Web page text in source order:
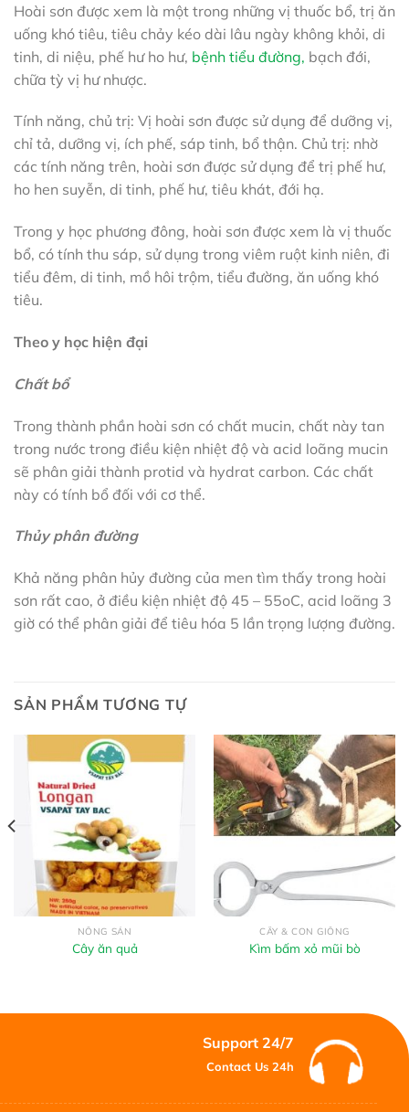
Hoài sơn được xem là một trong những vị thuốc bổ, trị ăn
uống khó tiêu, tiêu chảy kéo dài lâu ngày không khỏi, di
tinh, di niệu, phế hư ho hư, bệnh tiểu đường, bạch đới,
chữa tỳ vị hư nhược.
Tính năng, chủ trị: Vị hoài sơn được sử dụng để dưỡng vị,
chỉ tả, dưỡng vị, ích phế, sáp tinh, bổ thận. Chủ trị: nhờ
các tính năng trên, hoài sơn được sử dụng để trị phế hư,
ho hen suyễn, di tinh, phế hư, tiêu khát, đới hạ.
Trong y học phương đông, hoài sơn được xem là vị thuốc
bổ, có tính thu sáp, sử dụng trong viêm ruột kinh niên, đi
tiểu đêm, di tinh, mồ hôi trộm, tiểu đường, ăn uống khó
tiêu.
Theo y học hiện đại
Chất bổ
Trong thành phần hoài sơn có chất mucin, chất này tan
trong nước trong điều kiện nhiệt độ và acid loãng mucin
sẽ phân giải thành protid và hydrat carbon. Các chất
này có tính bổ đối với cơ thể.
Thủy phân đường
Khả năng phân hủy đường của men tìm thấy trong hoài
sơn rất cao, ở điều kiện nhiệt độ 45 – 55oC, acid loãng 3
giờ có thể phân giải để tiêu hóa 5 lần trọng lượng đường.
SẢN PHẨM TƯƠNG TỰ
NÔNG SẢN
Cây ăn quả
CÂY & CON GIỐNG
Kìm bấm xỏ mũi bò
Support 24/7
Contact Us 24h